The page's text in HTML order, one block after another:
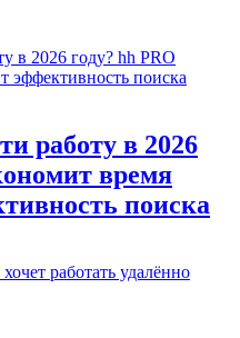
работу в 2026
время
поиска